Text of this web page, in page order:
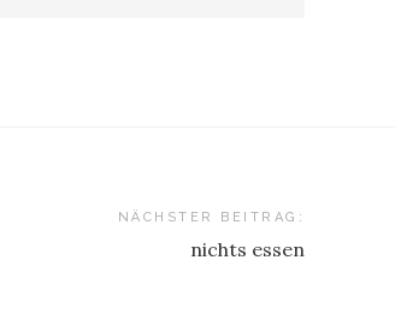
NÄCHSTER BEITRAG:
nichts essen